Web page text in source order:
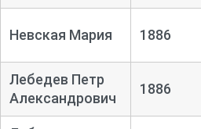
Невская Мария 1886
Лебедев Петр
Александрович
1886